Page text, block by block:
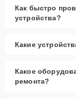
Как быстро
устройства?
Какие
Какое
ремонта?